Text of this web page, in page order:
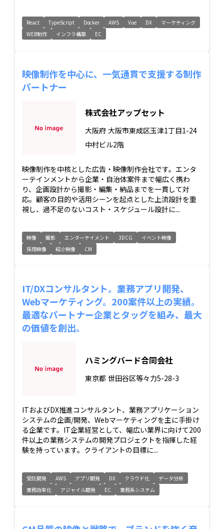
React TypeScript Docker AWS Vue DX
マーケティング
WEB制作
インフラ構築 EC
映像制作を中心に、一気通貫で支援する制作
パートナー
株式会社アップセット
大阪府 大阪市東成区玉津1丁目1-24
中村ビル2階
映像制作を中核とした広告・映像制作会社です。エンタ
ーテインメントから企業・自治体案件まで幅広く携わ
り、企画設計から撮影・編集・納品までを一貫して対
応。顧客の目的や活用シーンを起点とした上流設計を重
視し、過不足のないコスト・スケジュール設計に...
映像 撮影 エンターテイメント 3DCG
イベント映像
採用映像
紹介映像 CM
IT/DXコンサルタント。業務アプリ開発、
Webマーケティング。200案件以上の実績。
最適なパートナー企業とタッグを組み、最大
の価値を創出。
ハミングバード合同会社
東京都 世田谷区等々力5-28-3
ITおよびDX推進コンサルタント、業務アプリケーション
システムの企画/開発、Webマーケティングを主に手掛け
る企業です。IT企業経営として、幅広い業界に向けて200
件以上の業務システムの開発プロジェクトを指揮した経
験を持っています。クライアントの目標に...
受託開発 AWS アプリ開発 DX クラウド化
データ分析
業務効率化
アジャイル開発 EC 業務系システム